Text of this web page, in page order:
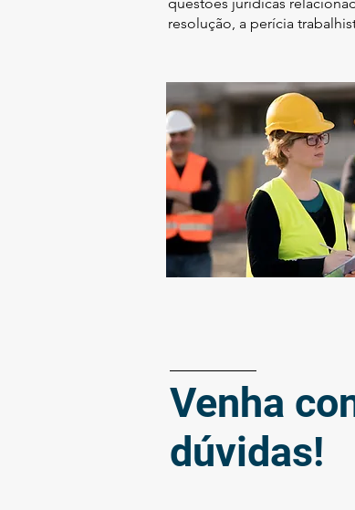
resolução, a perícia
Venha
dúvidas!